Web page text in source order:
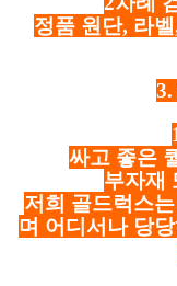
정품 원단, 라
싸고 좋은
부자재
저희 골드럭스
며 어디서나 당